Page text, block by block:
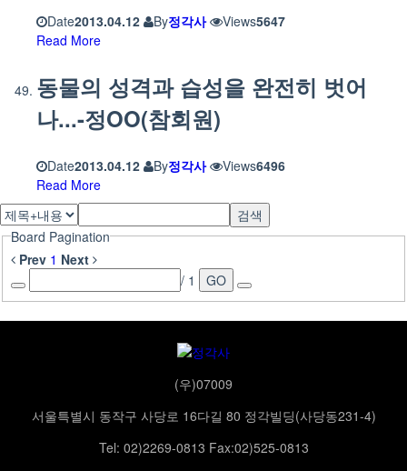
Date2013.04.12 By정각사 Views5647
Read More
동물의 성격과 습성을 완전히 벗어
나...-정OO(참회원)
Date2013.04.12 By정각사 Views6496
Read More
검색
Board Pagination
Prev 1 Next
/ 1
GO
(우)07009
서울특별시 동작구 사당로 16다길 80 정각빌딩(사당동231-4)
Tel: 02)2269-0813 Fax:02)525-0813